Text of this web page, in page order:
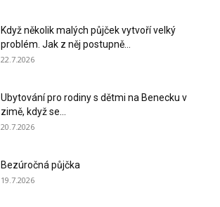
Když několik malých půjček vytvoří velký
problém. Jak z něj postupně...
22.7.2026
Ubytování pro rodiny s dětmi na Benecku v
zimě, když se...
20.7.2026
Bezúročná půjčka
19.7.2026